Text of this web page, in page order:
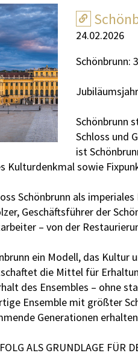
24.02.2026
Schönbrunn:
Schönbrunn
Schloss und
ist
Kulturdenkmal sowie
Schönbrunn als
Geschäftsführer der
– von der
ein Modell, das
die Mittel für
des Ensembles – ohne
Ensemble mit größter
Generationen
ALS GRUNDLAGE FÜR